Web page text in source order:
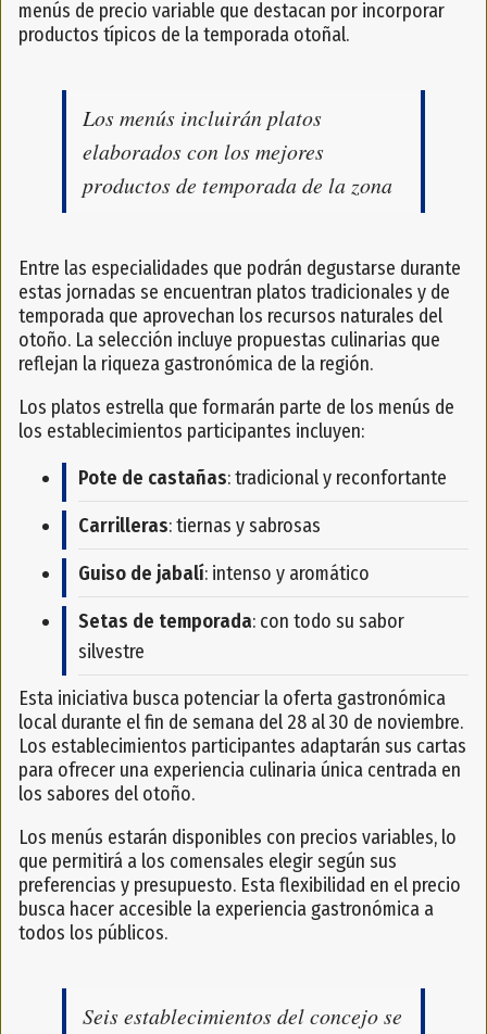
menús de precio variable que destacan por incorporar
productos típicos de la temporada otoñal.
Los menús incluirán platos
elaborados con los mejores
productos de temporada de la zona
Entre las especialidades que podrán degustarse durante
estas jornadas se encuentran platos tradicionales y de
temporada que aprovechan los recursos naturales del
otoño. La selección incluye propuestas culinarias que
reflejan la riqueza gastronómica de la región.
Los platos estrella que formarán parte de los menús de
los establecimientos participantes incluyen:
Pote de castañas: tradicional y reconfortante
Carrilleras: tiernas y sabrosas
Guiso de jabalí: intenso y aromático
Setas de temporada: con todo su sabor
silvestre
Esta iniciativa busca potenciar la oferta gastronómica
local durante el fin de semana del 28 al 30 de noviembre.
Los establecimientos participantes adaptarán sus cartas
para ofrecer una experiencia culinaria única centrada en
los sabores del otoño.
Los menús estarán disponibles con precios variables, lo
que permitirá a los comensales elegir según sus
preferencias y presupuesto. Esta flexibilidad en el precio
busca hacer accesible la experiencia gastronómica a
todos los públicos.
Seis establecimientos del concejo se